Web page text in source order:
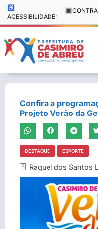
♿
ACESSIBILIDADE:
🔳
Confira a
Projeto Verão da
DESTAQUE ESPORTE
Raquel dos Santos